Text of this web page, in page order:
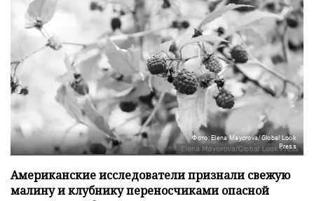
Фото: Elena Mayorova/Global Look
Press
Американские исследователи признали свежую
малину и клубнику переносчиками опасной